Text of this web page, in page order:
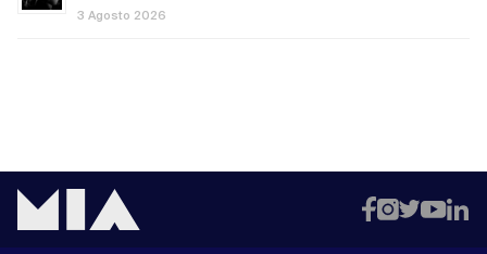
3 Agosto 2026